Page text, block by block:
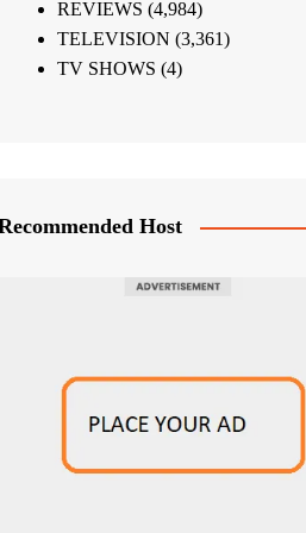
REVIEWS (4,984)
TELEVISION (3,361)
TV SHOWS (4)
Host